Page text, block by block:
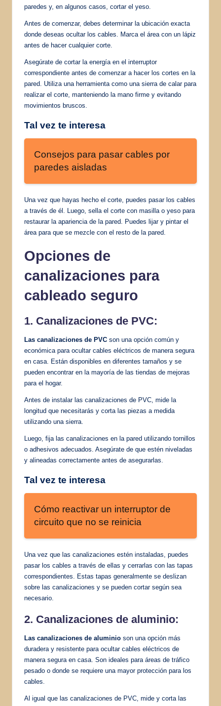
paredes y, en algunos casos, cortar el yeso.
Antes de comenzar, debes determinar la ubicación exacta
donde deseas ocultar los cables. Marca el área con un lápiz
antes de hacer cualquier corte.
Asegúrate de cortar la energía en el interruptor
correspondiente antes de comenzar a hacer los cortes en la
pared. Utiliza una herramienta como una sierra de calar para
realizar el corte, manteniendo la mano firme y evitando
movimientos bruscos.
Tal vez te interesa
Consejos para pasar cables por
paredes aisladas
Una vez que hayas hecho el corte, puedes pasar los cables
a través de él. Luego, sella el corte con masilla o yeso para
restaurar la apariencia de la pared. Puedes lijar y pintar el
área para que se mezcle con el resto de la pared.
Opciones de
canalizaciones para
cableado seguro
1. Canalizaciones de PVC:
Las canalizaciones de PVC son una opción común y
económica para ocultar cables eléctricos de manera segura
en casa. Están disponibles en diferentes tamaños y se
pueden encontrar en la mayoría de las tiendas de mejoras
para el hogar.
Antes de instalar las canalizaciones de PVC, mide la
longitud que necesitarás y corta las piezas a medida
utilizando una sierra.
Luego, fija las canalizaciones en la pared utilizando tornillos
o adhesivos adecuados. Asegúrate de que estén niveladas
y alineadas correctamente antes de asegurarlas.
Tal vez te interesa
Cómo reactivar un interruptor de
circuito que no se reinicia
Una vez que las canalizaciones estén instaladas, puedes
pasar los cables a través de ellas y cerrarlas con las tapas
correspondientes. Estas tapas generalmente se deslizan
sobre las canalizaciones y se pueden cortar según sea
necesario.
2. Canalizaciones de aluminio:
Las canalizaciones de aluminio son una opción más
duradera y resistente para ocultar cables eléctricos de
manera segura en casa. Son ideales para áreas de tráfico
pesado o donde se requiere una mayor protección para los
cables.
Al igual que las canalizaciones de PVC, mide y corta las